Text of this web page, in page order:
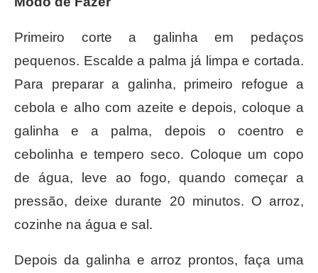
Primeiro corte a galinha em pedaços
pequenos. Escalde a palma já limpa e cortada.
Para preparar a galinha, primeiro refogue a
cebola e alho com azeite e depois, coloque a
galinha e a palma, depois o coentro e
cebolinha e tempero seco. Coloque um copo
de água, leve ao fogo, quando começar a
pressão, deixe durante 20 minutos. O arroz,
cozinhe na água e sal.
Depois da galinha e arroz prontos, faça uma